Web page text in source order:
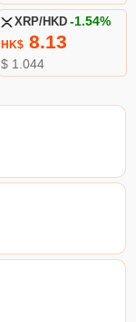
XRP/HKD -1.54%
HK$8.13
$ 1.044